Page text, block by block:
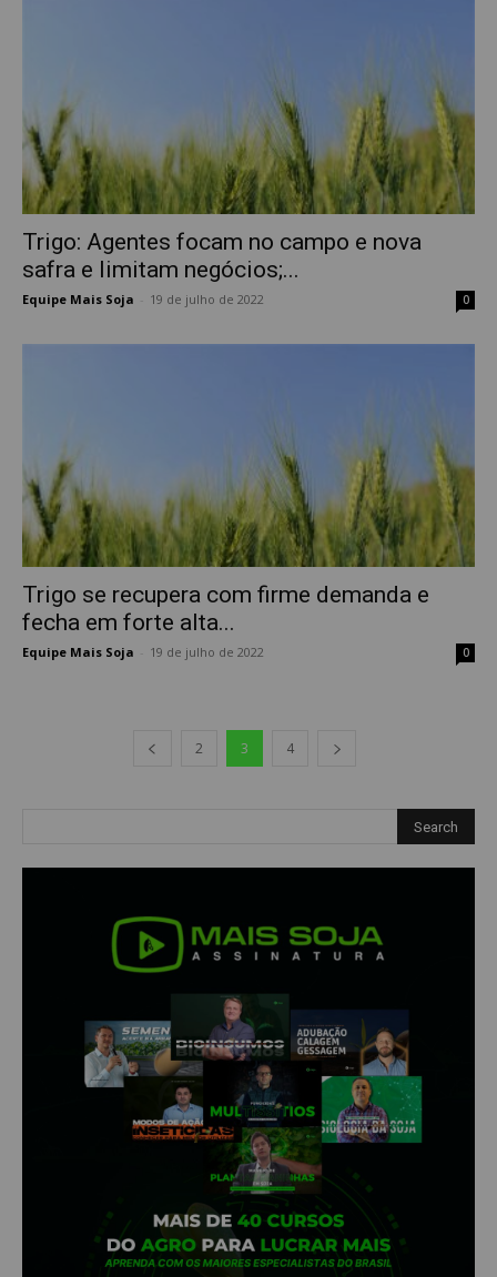
Trigo: Agentes focam no campo e nova
safra e limitam negócios;...
Equipe Mais Soja 19 de julho de 2022 0
Trigo se recupera com firme demanda e
fecha em forte alta...
Equipe Mais Soja 19 de julho de 2022 0
2 3 4